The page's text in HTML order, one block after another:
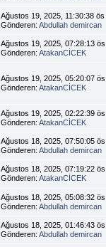
Ağustos 19, 2025, 11:30:38 ös
Gönderen:Abdullah demircan
Ağustos 19, 2025, 07:28:13 ös
Gönderen:AtakanCİCEK
Ağustos 19, 2025, 05:20:07 ös
Gönderen:AtakanCİCEK
Ağustos 19, 2025, 02:22:39 ös
Gönderen:AtakanCİCEK
Ağustos 18, 2025, 07:50:05 ös
Gönderen:Abdullah demircan
Ağustos 18, 2025, 07:19:22 ös
Gönderen:AtakanCİCEK
Ağustos 18, 2025, 05:08:32 ös
Gönderen:Abdullah demircan
Ağustos 18, 2025, 01:46:43 ös
Gönderen:Abdullah demircan